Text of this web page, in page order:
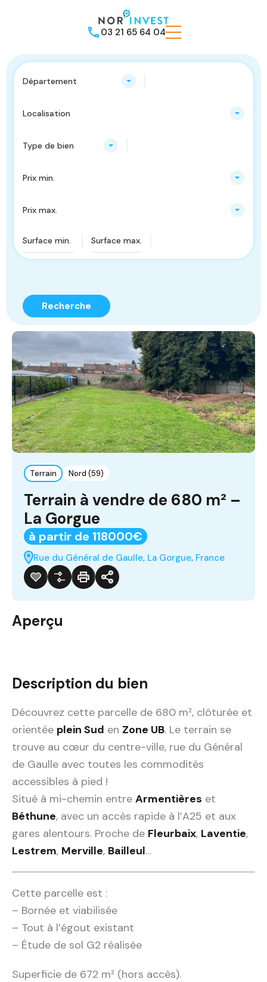
03 21 65 64 04
Département
Localisation
Type de bien
Prix min.
Prix max.
Recherche
Terrain Nord (59)
Terrain à vendre de 680 m² –
La Gorgue
à partir de 118000€
Rue du Général de Gaulle, La Gorgue, France
Aperçu
Description du bien
Découvrez cette parcelle de 680 m², clôturée et
orientée plein Sud en Zone UB. Le terrain se
trouve au cœur du centre-ville, rue du Général
de Gaulle avec toutes les commodités
accessibles à pied !
Situé à mi-chemin entre Armentières et
Béthune, avec un accès rapide à l’A25 et aux
gares alentours. Proche de Fleurbaix, Laventie,
Lestrem, Merville, Bailleul…
Cette parcelle est :
– Bornée et viabilisée
– Tout à l’égout existant
– Étude de sol G2 réalisée
Superficie de 672 m² (hors accès).